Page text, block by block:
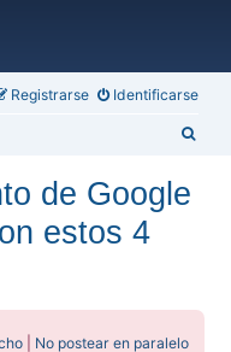
Identificarse
Registrarse
de Google
estos 4
No postear en paralelo